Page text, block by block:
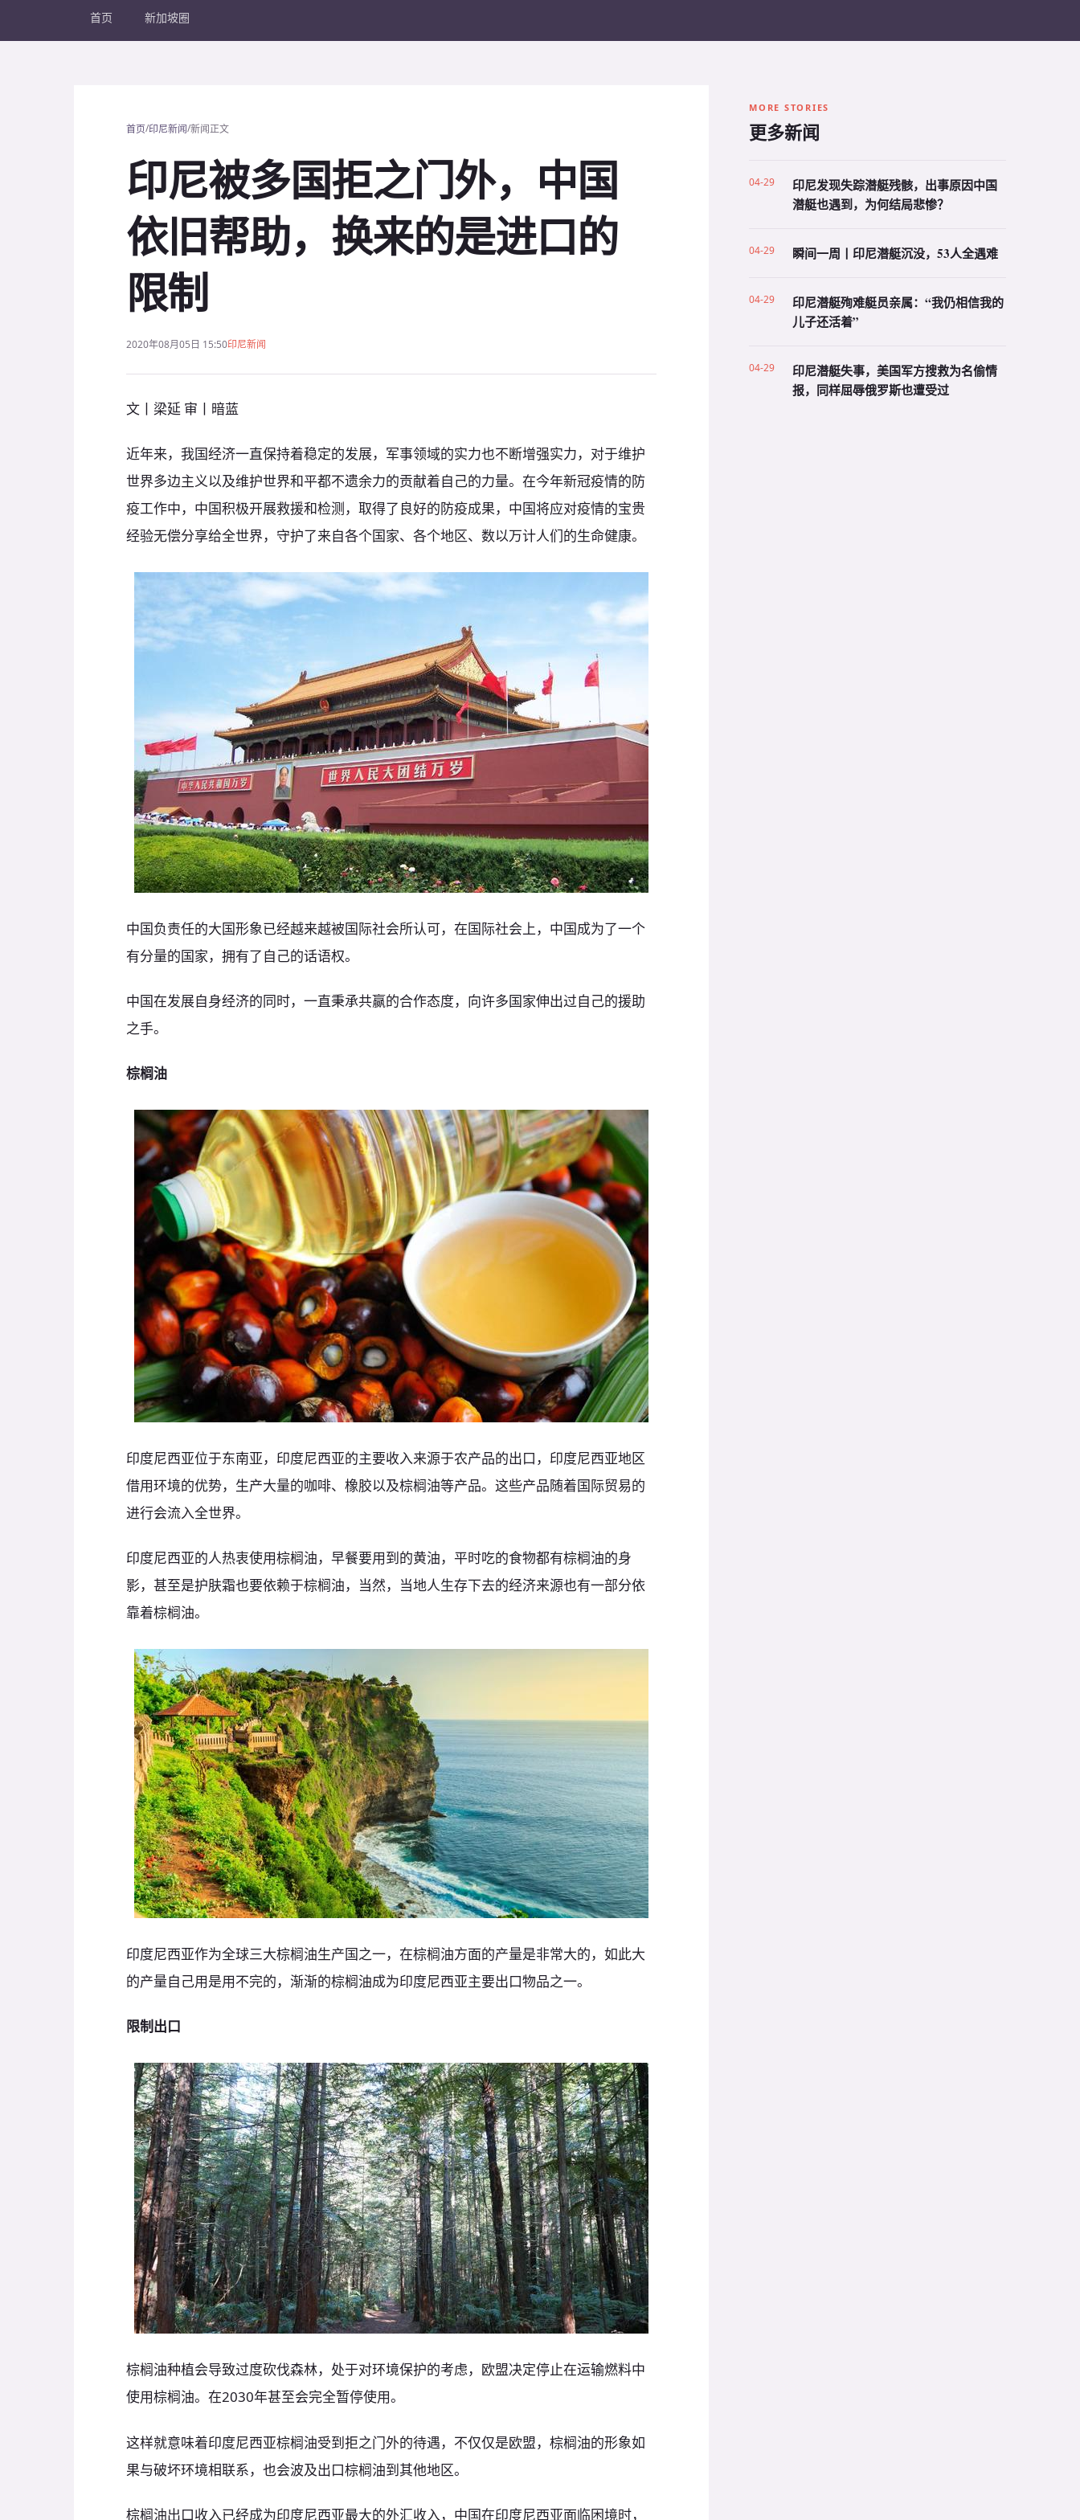
首页 新加坡圈
首页/印尼新闻/新闻正文
印尼被多国拒之门外，中国
依旧帮助，换来的是进口的
限制
2020年08月05日 15:50印尼新闻
文丨梁延 审丨暗蓝
近年来，我国经济一直保持着稳定的发展，军事领域的实力也不断增强实力，对于维护
世界多边主义以及维护世界和平都不遗余力的贡献着自己的力量。在今年新冠疫情的防
疫工作中，中国积极开展救援和检测，取得了良好的防疫成果，中国将应对疫情的宝贵
经验无偿分享给全世界，守护了来自各个国家、各个地区、数以万计人们的生命健康。
中国负责任的大国形象已经越来越被国际社会所认可，在国际社会上，中国成为了一个
有分量的国家，拥有了自己的话语权。
中国在发展自身经济的同时，一直秉承共赢的合作态度，向许多国家伸出过自己的援助
之手。
棕榈油
印度尼西亚位于东南亚，印度尼西亚的主要收入来源于农产品的出口，印度尼西亚地区
借用环境的优势，生产大量的咖啡、橡胶以及棕榈油等产品。这些产品随着国际贸易的
进行会流入全世界。
印度尼西亚的人热衷使用棕榈油，早餐要用到的黄油，平时吃的食物都有棕榈油的身
影，甚至是护肤霜也要依赖于棕榈油，当然，当地人生存下去的经济来源也有一部分依
靠着棕榈油。
印度尼西亚作为全球三大棕榈油生产国之一，在棕榈油方面的产量是非常大的，如此大
的产量自己用是用不完的，渐渐的棕榈油成为印度尼西亚主要出口物品之一。
限制出口
棕榈油种植会导致过度砍伐森林，处于对环境保护的考虑，欧盟决定停止在运输燃料中
使用棕榈油。在2030年甚至会完全暂停使用。
这样就意味着印度尼西亚棕榈油受到拒之门外的待遇，不仅仅是欧盟，棕榈油的形象如
果与破坏环境相联系，也会波及出口棕榈油到其他地区。
棕榈油出口收入已经成为印度尼西亚最大的外汇收入，中国在印度尼西亚面临困境时，
MORE STORIES
更多新闻
04-29
印尼发现失踪潜艇残骸，出事原因中国
潜艇也遇到，为何结局悲惨？
04-29 瞬间一周丨印尼潜艇沉没，53人全遇难
04-29
印尼潜艇殉难艇员亲属：“我仍相信我的
儿子还活着”
04-29
印尼潜艇失事，美国军方搜救为名偷情
报，同样屈辱俄罗斯也遭受过